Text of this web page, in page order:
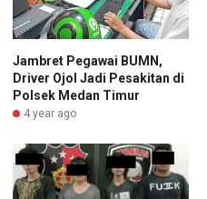
Jambret Pegawai BUMN,
Driver Ojol Jadi Pesakitan di
Polsek Medan Timur
4 year ago